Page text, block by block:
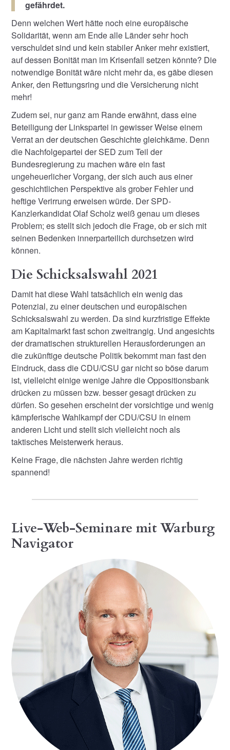
gefährdet.
Denn welchen Wert hätte noch eine europäische
Solidarität, wenn am Ende alle Länder sehr hoch
verschuldet sind und kein stabiler Anker mehr existiert,
auf dessen Bonität man im Krisenfall setzen könnte? Die
notwendige Bonität wäre nicht mehr da, es gäbe diesen
Anker, den Rettungsring und die Versicherung nicht
mehr!
Zudem sei, nur ganz am Rande erwähnt, dass eine
Beteiligung der Linkspartei in gewisser Weise einem
Verrat an der deutschen Geschichte gleichkäme. Denn
die Nachfolgepartei der SED zum Teil der
Bundesregierung zu machen wäre ein fast
ungeheuerlicher Vorgang, der sich auch aus einer
geschichtlichen Perspektive als grober Fehler und
heftige Verirrung erweisen würde. Der SPD-
Kanzlerkandidat Olaf Scholz weiß genau um dieses
Problem; es stellt sich jedoch die Frage, ob er sich mit
seinen Bedenken innerparteilich durchsetzen wird
können.
Die Schicksalswahl 2021
Damit hat diese Wahl tatsächlich ein wenig das
Potenzial, zu einer deutschen und europäischen
Schicksalswahl zu werden. Da sind kurzfristige Effekte
am Kapitalmarkt fast schon zweitrangig. Und angesichts
der dramatischen strukturellen Herausforderungen an
die zukünftige deutsche Politik bekommt man fast den
Eindruck, dass die CDU/CSU gar nicht so böse darum
ist, vielleicht einige wenige Jahre die Oppositionsbank
drücken zu müssen bzw. besser gesagt drücken zu
dürfen. So gesehen erscheint der vorsichtige und wenig
kämpferische Wahlkampf der CDU/CSU in einem
anderen Licht und stellt sich vielleicht noch als
taktisches Meisterwerk heraus.
Keine Frage, die nächsten Jahre werden richtig
spannend!
Live-Web-Seminare mit Warburg
Navigator